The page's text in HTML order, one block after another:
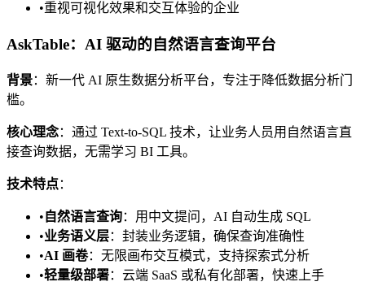
•重视可视化效果和交互体验的企业
AskTable：AI 驱动的自然语言查询平台
背景：新一代 AI 原生数据分析平台，专注于降低数据分析门
槛。
核心理念：通过 Text-to-SQL 技术，让业务人员用自然语言直
接查询数据，无需学习 BI 工具。
技术特点：
• 自然语言查询：用中文提问，AI 自动生成 SQL
•业务语义层：封装业务逻辑，确保查询准确性
•AI 画卷：无限画布交互模式，支持探索式分析
•轻量级部署：云端 SaaS 或私有化部署，快速上手